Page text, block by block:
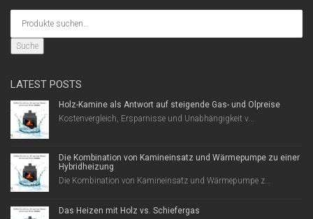
Suche
LATEST POSTS
Holz-Kamine als Antwort auf steigende Gas- und Ölpreise
Kostenvergleich, Ersparnisse und Unabhängigkeit v...
Die Kombination von Kamineinsatz und Wärmepumpe zu einer
Hybridheizung
Die Kombination von Kamineinsatz und Wärmepumpe z...
Das Heizen mit Holz vs. Schiefergas